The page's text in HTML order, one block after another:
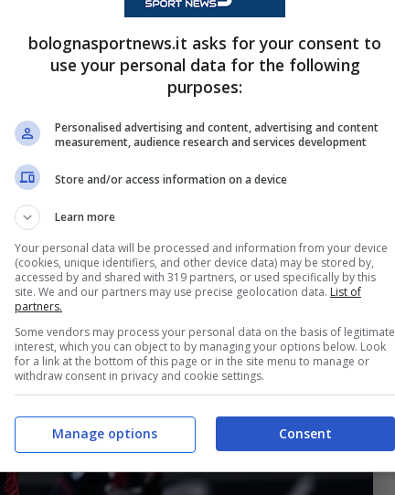
uscita. Per quanto riguarda le prime, occorre
suggerito Ferguson
sono più che certi che al
interessi
delMotherwell Lennon Miller. Da quanto si
del giovane talento sarebbe stato suggerito
Lewis Ferguson, che lo avrebbe
bolognasportnews.it asks for your consent to
use your personal data for the following
purposes:
Personalised advertising and content, advertising and content
measurement, audience research and services development
Store and/or access information on a device
Learn more
Your personal data will be processed and information from your device
(cookies, unique identifiers, and other device data) may be stored by,
accessed by and shared with 319 partners, or used specifically by this
site. We and our partners may use precise geolocation data. List of
partners.
Some vendors may process your personal data on the basis of legitimate
interest, which you can object to by managing your options below. Look
for a link at the bottom of this page or in the site menu to manage or
withdraw consent in privacy and cookie settings.
Consent
Manage options